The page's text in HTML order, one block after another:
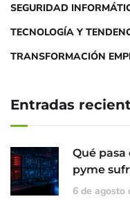
SEGURIDAD
TECNOLOGÍA Y
TRANSFORMACIÓN
Entradas
Qué
pyme
6 de agosto